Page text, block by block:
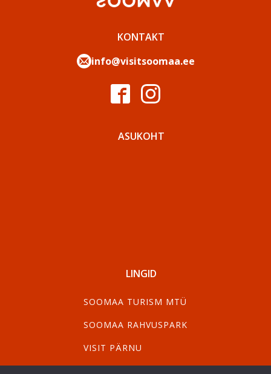
KONTAKT
info@visitsoomaa.ee
ASUKOHT
LINGID
SOOMAA TURISM MTÜ
SOOMAA RAHVUSPARK
VISIT PÄRNU